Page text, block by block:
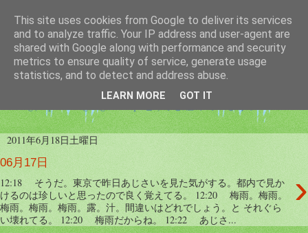
つぶやき帳
twitterのつぶやきを纏める為のブログです。サービスは
twtr2src を使用しています。ブログのつぶやきは
2011年6月18日土曜日
06月17日
›
12:18 そうだ。東京で昨日あじさいを見た気がする。都内で見か
けるのは珍しいと思ったので良く覚えてる。 12:20 梅雨。梅雨。
梅雨。梅雨。梅雨。露。汁。間違いはどれでしょう。と それぐら
い壊れてる。 12:20 梅雨だからね。 12:22 あじさ...
This site uses cookies from Google to deliver its services
and to analyze traffic. Your IP address and user-agent are
shared with Google along with performance and security
metrics to ensure quality of service, generate usage
statistics, and to detect and address abuse.
LEARN MORE GOT IT